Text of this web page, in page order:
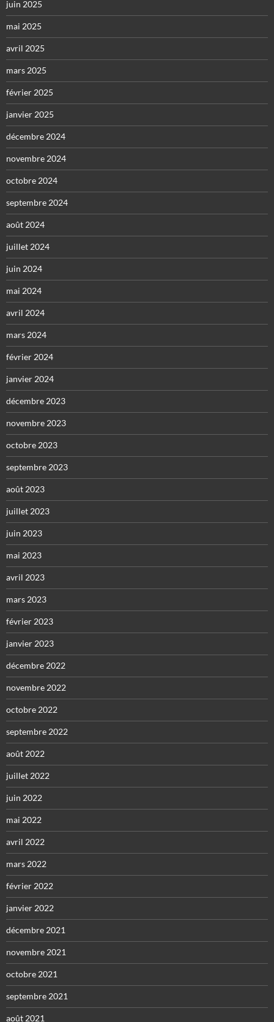
juin 2025
mai 2025
avril 2025
mars 2025
février 2025
janvier 2025
décembre 2024
novembre 2024
octobre 2024
septembre 2024
août 2024
juillet 2024
juin 2024
mai 2024
avril 2024
mars 2024
février 2024
janvier 2024
décembre 2023
novembre 2023
octobre 2023
septembre 2023
août 2023
juillet 2023
juin 2023
mai 2023
avril 2023
mars 2023
février 2023
janvier 2023
décembre 2022
novembre 2022
octobre 2022
septembre 2022
août 2022
juillet 2022
juin 2022
mai 2022
avril 2022
mars 2022
février 2022
janvier 2022
décembre 2021
novembre 2021
octobre 2021
septembre 2021
août 2021